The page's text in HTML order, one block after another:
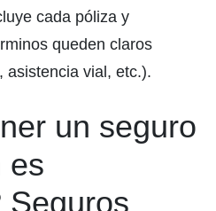
cada póliza y
queden claros
asistencia vial, etc.).
un seguro
es
Seguros